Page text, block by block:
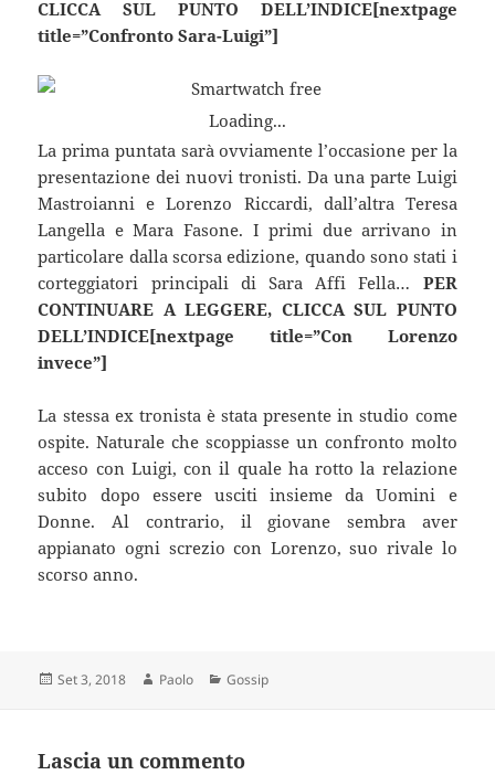
CLICCA SUL PUNTO DELL’INDICE[nextpage
title=”Confronto Sara-Luigi”]
Loading...
La prima puntata sarà ovviamente l’occasione per la
presentazione dei nuovi tronisti. Da una parte Luigi
Mastroianni e Lorenzo Riccardi, dall’altra Teresa
Langella e Mara Fasone. I primi due arrivano in
particolare dalla scorsa edizione, quando sono stati i
corteggiatori principali di Sara Affi Fella… PER
CONTINUARE A LEGGERE, CLICCA SUL PUNTO
DELL’INDICE[nextpage title=”Con Lorenzo
invece”]
La stessa ex tronista è stata presente in studio come
ospite. Naturale che scoppiasse un confronto molto
acceso con Luigi, con il quale ha rotto la relazione
subito dopo essere usciti insieme da Uomini e
Donne. Al contrario, il giovane sembra aver
appianato ogni screzio con Lorenzo, suo rivale lo
scorso anno.
Scritto
Set 3, 2018 Autore
Paolo Categorie
Gossip
Lascia un commento